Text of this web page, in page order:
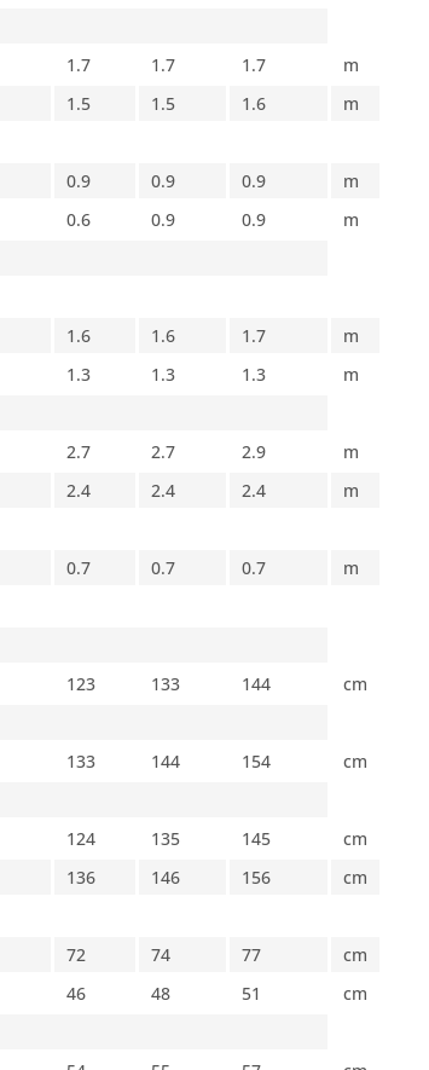
1.7 1.7 1.7
m
1.5 1.5 1.6
m
0.9 0.9 0.9
m
0.6 0.9 0.9
m
1.6 1.6 1.7
m
1.3 1.3 1.3
m
2.7 2.7 2.9
m
2.4 2.4 2.4
m
0.7 0.7 0.7
m
123 133 144
cm
133 144 154
cm
124 135 145
cm
136 146 156
cm
72 74 77
cm
46 48 51
cm